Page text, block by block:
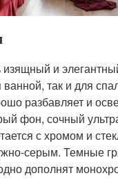
изящный и
ванной, так и для
разбавляет и
фон, сочный
с хромом и
серым. Темные
дополнят